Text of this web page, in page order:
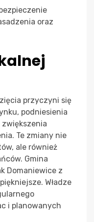
oraz
przyczyni się
podniesienia
Te zmiany nie
ale również
Gmina
Domaniewice z
Władze
i planowanych